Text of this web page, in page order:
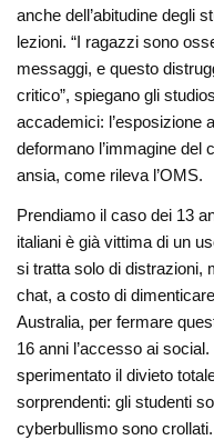
anche dell’abitudine degli
lezioni. “I ragazzi sono
messaggi, e questo
critico”, spiegano gli
accademici: l’esposizione
deformano l’immagine del
ansia, come rileva l’OMS.
Prendiamo il caso dei 13
italiani è già vittima di un
si tratta solo di distrazioni,
chat, a costo di
Australia, per fermare
16 anni l’accesso ai
sperimentato il divieto
sorprendenti: gli studenti
cyberbullismo sono crollati.